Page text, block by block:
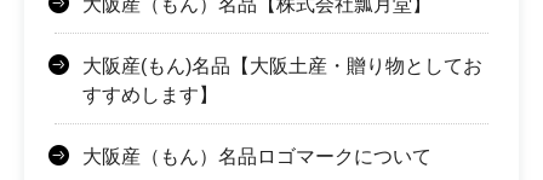
大阪産(もん)名品【大阪土産・贈り物としてお
すすめします】
大阪産（もん）名品ロゴマークについて